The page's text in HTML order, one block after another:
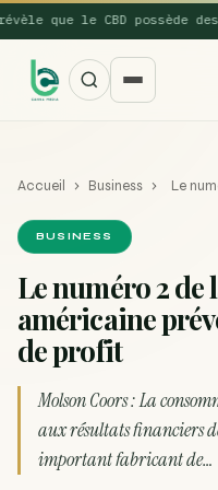
que le CBD possède des
SUGGESTIONS POPULAIRES
Une nouvelle étude
La recette du Space
Recette : Préparation du
Accueil › Business › Le
BUSINESS
Le numéro 2
américaine
de profit
Molson Coors : La
aux résultats financiers
important fabricant de…